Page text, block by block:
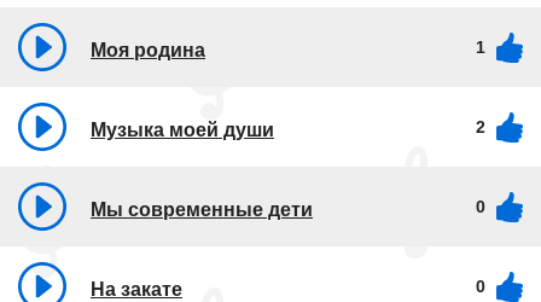
Моя родина 1
Музыка моей души 2
Мы современные дети 0
На закате 0